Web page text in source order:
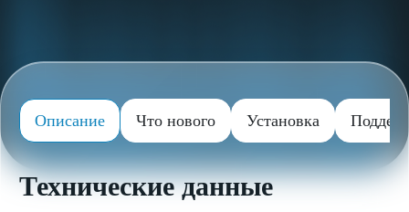
Описание Что нового Установка
Технические данные